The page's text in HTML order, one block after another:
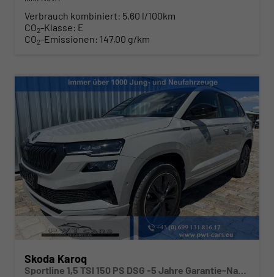
Verbrauch kombiniert: 5,60 l/100km
CO2-Klasse: E
CO2-Emissionen: 147,00 g/km
Skoda Karoq
Sportline 1,5 TSI 150 PS DSG -5 Jahre Garantie-Navi-4x Sitzheizung-Canton Sound-Anhängerkupplung-LED-Matrix-AppleCarPlay-Android-Auto-ACC-Kessy-2-Zonen-Klimaautomatik-18''Alu-Sofort